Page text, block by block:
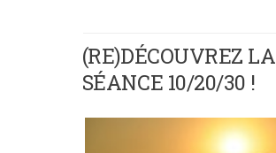
(RE)DÉCOUVREZ LA
SÉANCE 10/20/30 !